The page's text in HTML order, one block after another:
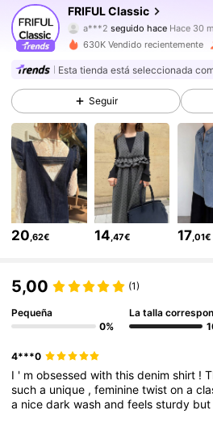
FRIFUL Classic
c***jestá navegando
4,81
402K Seguidores
4,81 402K Seguidores
4,81 402K Seguidores
4,81 402K Seguidores
402K Seguidores
4,81 402K Seguidores
630K Vendido recientemente
Esta tienda está seleccionada
Seguir
20 ,62€ 14 ,47€ 17 ,01€
5,00 (1)
Pequeña
0%
La talla
4***0
I ' mobsessedwiththisdenimshirt !
sucha unique ,femininetwistona
a nicedarkwashandfeelssturdy but